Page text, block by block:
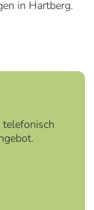
in Hartberg.